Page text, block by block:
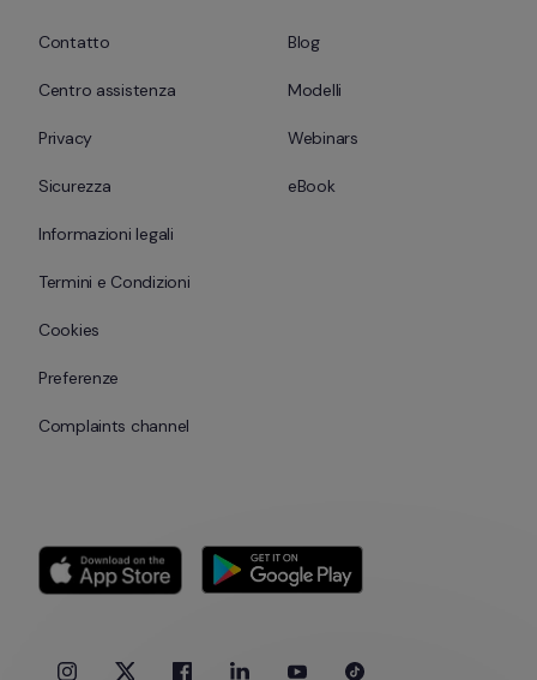
Contatto
Centro assistenza
Privacy
Sicurezza
Informazioni legali
Termini e Condizioni
Cookies
Preferenze
Complaints channel
Blog
Modelli
Webinars
eBook